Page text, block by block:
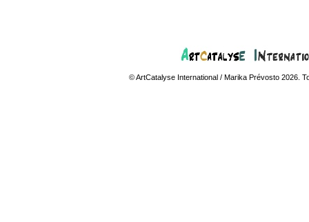
© ArtCatalyse International / Marika Prévosto 2026.